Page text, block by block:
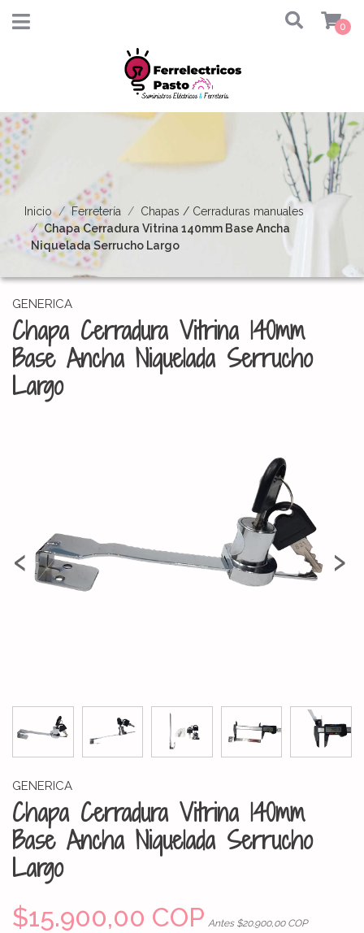
0
Inicio Ferretería
Chapas / Cerraduras manuales
Chapa Cerradura Vitrina 140mm Base Ancha
Niquelada Serrucho Largo
GENERICA
Chapa Cerradura Vitrina 140mm
Base Ancha Niquelada Serrucho
Largo
‹ ›
GENERICA
Chapa Cerradura Vitrina 140mm
Base Ancha Niquelada Serrucho
Largo
$15.900,00 COP Antes $20.900,00 COP